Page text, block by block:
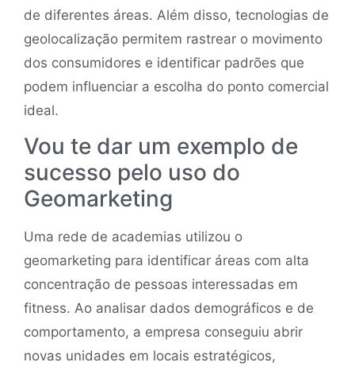
de diferentes áreas. Além disso, tecnologias de
geolocalização permitem rastrear o movimento
dos consumidores e identificar padrões que
podem influenciar a escolha do ponto comercial
ideal.
Vou te dar um exemplo de
sucesso pelo uso do
Geomarketing
Uma rede de academias utilizou o
geomarketing para identificar áreas com alta
concentração de pessoas interessadas em
fitness. Ao analisar dados demográficos e de
comportamento, a empresa conseguiu abrir
novas unidades em locais estratégicos,